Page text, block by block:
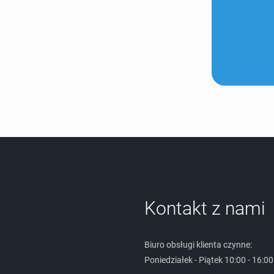
Kontakt z nami
Biuro obsługi klienta czynne:
Poniedziałek - Piątek 10:00 - 16:00